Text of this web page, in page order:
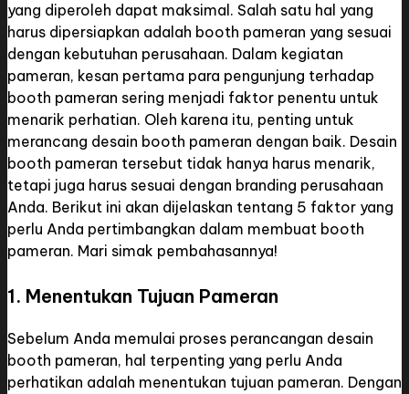
yang diperoleh dapat maksimal. Salah satu hal yang
harus dipersiapkan adalah booth pameran yang sesuai
dengan kebutuhan perusahaan. Dalam kegiatan
pameran, kesan pertama para pengunjung terhadap
booth pameran sering menjadi faktor penentu untuk
menarik perhatian. Oleh karena itu, penting untuk
merancang desain booth pameran dengan baik. Desain
booth pameran tersebut tidak hanya harus menarik,
tetapi juga harus sesuai dengan branding perusahaan
Anda. Berikut ini akan dijelaskan tentang 5 faktor yang
perlu Anda pertimbangkan dalam membuat booth
pameran. Mari simak pembahasannya!
1. Menentukan Tujuan Pameran
Sebelum Anda memulai proses perancangan desain
booth pameran, hal terpenting yang perlu Anda
perhatikan adalah menentukan tujuan pameran. Dengan